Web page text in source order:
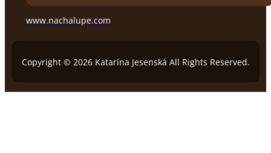
www.nachalupe.com
Copyright © 2026 Katarína Jesenská All Rights Reserved.